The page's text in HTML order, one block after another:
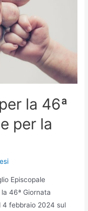
la 46ª
per la
Episcopale
46ª Giornata
4 febbraio 2024 sul